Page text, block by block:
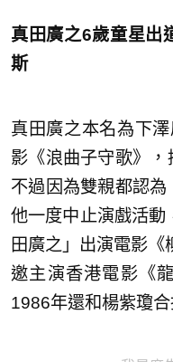
真田廣之6歲童星
斯
真田廣之本名為下
影《浪曲子守歌》，
不過因為雙親都認
他一度中止演戲活
田廣之」出演電影
邀主演香港電影《
1986年還和楊紫瓊